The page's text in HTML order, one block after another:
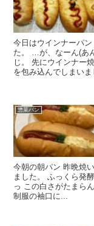
今日はウインナーパ
た。 …が、なーん(あ
じ。 先にウインナー
を包み込んでしまい
惣菜パン
今朝の朝パン 昨晩焼
ました。 ふっくら発
っ この白さがたまら
制服の袖口に...